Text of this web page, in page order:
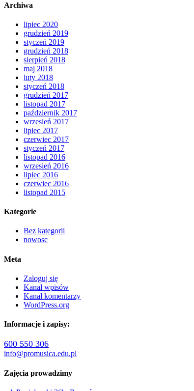
Archiwa
lipiec 2020
grudzień 2019
styczeń 2019
grudzień 2018
sierpień 2018
maj 2018
luty 2018
styczeń 2018
grudzień 2017
listopad 2017
październik 2017
wrzesień 2017
lipiec 2017
czerwiec 2017
styczeń 2017
listopad 2016
wrzesień 2016
lipiec 2016
czerwiec 2016
listopad 2015
Kategorie
Bez kategorii
nowosc
Meta
Zaloguj się
Kanał wpisów
Kanał komentarzy
WordPress.org
Informacje i zapisy:
600 550 306
info@promusica.edu.pl
Zajęcia prowadzimy